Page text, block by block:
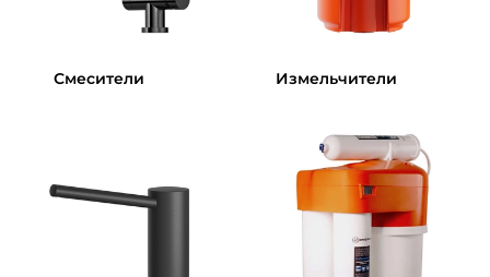
Смесители Измельчители